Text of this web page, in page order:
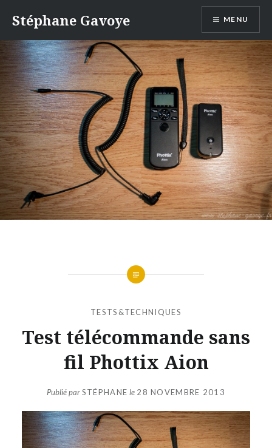
contenu
Stéphane Gavoye MENU
TESTS&TECHNIQUES
Test télécommande sans
fil Phottix Aion
Publié parSTÉPHANE le 28 NOVEMBRE 2013